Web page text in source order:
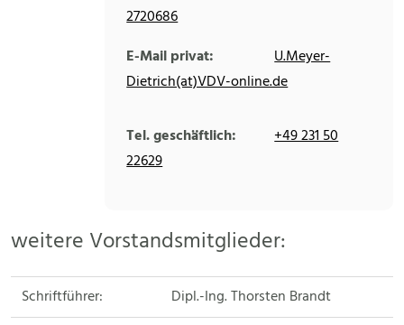
2720686
E-Mail privat:
U.Meyer-
Dietrich(at)VDV-online.de
Tel. geschäftlich:
+49 231 50
22629
weitere Vorstandsmitglieder:
Schriftführer:
Dipl.-Ing. Thorsten Brandt